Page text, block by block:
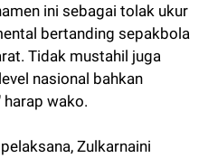
ini sebagai tolak ukur
bertanding sepakbola
Tidak mustahil juga
nasional bahkan
harap wako.
Zulkarnaini